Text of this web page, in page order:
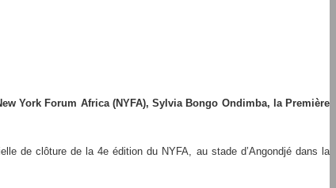
York Forum Africa (NYFA), Sylvia Bongo Ondimba, la Première
de clôture de la 4e édition du NYFA, au stade d’Angondjé dans la